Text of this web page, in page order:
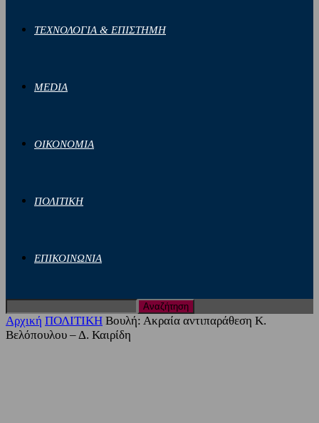
ΤΕΧΝΟΛΟΓΙΑ & ΕΠΙΣΤΗΜΗ
MEDIA
ΟΙΚΟΝΟΜΙΑ
ΠΟΛΙΤΙΚΗ
ΕΠΙΚΟΙΝΩΝΙΑ
Αρχική ΠΟΛΙΤΙΚΗ Βουλή: Ακραία αντιπαράθεση Κ.
Βελόπουλου – Δ. Καιρίδη